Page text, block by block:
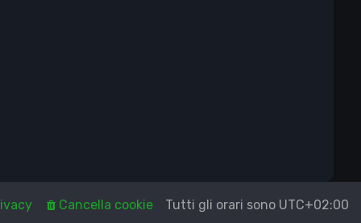
Tutti gli orari sono UTC+02:00
Cancella cookie